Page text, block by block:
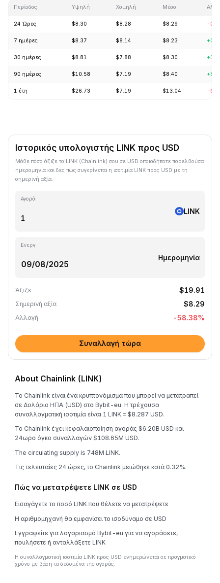
Περίοδος Υψηλή Χαμηλή Μέσο
24 Ώρες $8.30 $8.28 $8.29 -
7 ημέρες $8.37 $8.14 $8.23
30 ημέρες $8.81 $7.88 $8.30
90 ημέρες $10.58 $7.19 $8.40
1 έτη $26.73 $7.19 $13.04 -
Ιστορικός υπολογιστής LINK προς USD
Μάθε πόσο άξιζε το LINK (Chainlink) σου σε USD οποιαδήποτε παρελθούσα
ημερομηνία και δες πώς συγκρίνεται η ισοτιμία LINK προς USD με τη
σημερινή αξία.
Αγορά
LINK
Ενεργ.
Ημερομηνία
Άξιζε $19.91
Σημερινή αξία $8.29
Αλλαγή -58.38%
Συναλλαγή τώρα
About Chainlink (LINK)
Το Chainlink είναι ένα κρυπτονόμισμα που μπορεί να μετατραπεί
σε Δολάριο ΗΠΑ (USD) στο Bybit-eu. Η τρέχουσα
συναλλαγματική ισοτιμία είναι 1 LINK = $8.287 USD.
Το Chainlink έχει κεφαλαιοποίηση αγοράς $6.20B USD και
24ωρο όγκο συναλλαγών $108.65M USD.
The circulating supply is 748M LINK.
Τις τελευταίες 24 ώρες, το Chainlink μειώθηκε κατά 0.32%.
Πώς να μετατρέψετε LINK σε USD
Εισαγάγετε το ποσό LINK που θέλετε να μετατρέψετε
Η αριθμομηχανή θα εμφανίσει το ισοδύναμο σε USD
Εγγραφείτε για λογαριασμό Bybit-eu για να αγοράσετε,
πουλήσετε ή ανταλλάξετε LINK
Η συναλλαγματική ισοτιμία LINK προς USD ενημερώνεται σε πραγματικό
χρόνο με βάση τα δεδομένα της αγοράς.